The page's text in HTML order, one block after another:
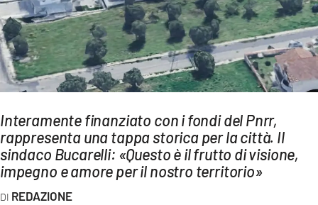
Streaming
LAC TV
LAC NETWORK
LAC ONAIR
LaC
Network
LACPLAY.IT
LACTV.IT
Interamente finanziato con i fondi del Pnrr,
rappresenta una tappa storica per la città. Il
sindaco Bucarelli: «Questo è il frutto di visione,
impegno e amore per il nostro territorio»
REDAZIONE